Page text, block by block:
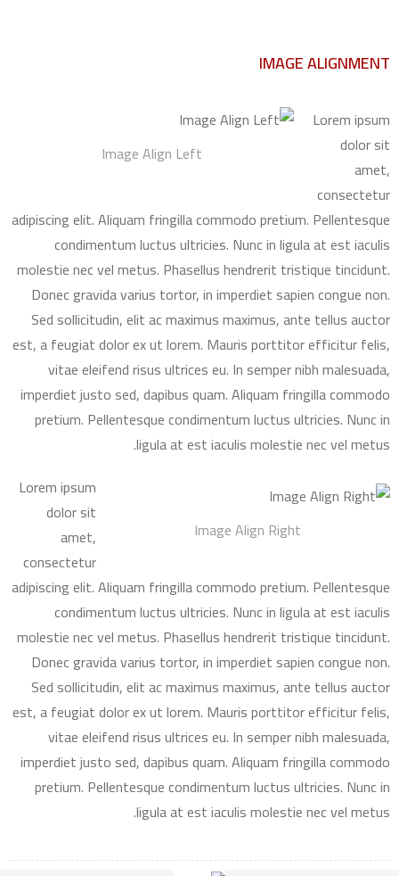
IMAGE ALIGNMENT
Image Align Left
Lorem ipsum
dolor sit
amet,
consectetur
adipiscing elit. Aliquam fringilla commodo pretium. Pellentesque
condimentum luctus ultricies. Nunc in ligula at est iaculis
molestie nec vel metus. Phasellus hendrerit tristique tincidunt.
Donec gravida varius tortor, in imperdiet sapien congue non.
Sed sollicitudin, elit ac maximus maximus, ante tellus auctor
est, a feugiat dolor ex ut lorem. Mauris porttitor efficitur felis,
vitae eleifend risus ultrices eu. In semper nibh malesuada,
imperdiet justo sed, dapibus quam. Aliquam fringilla commodo
pretium. Pellentesque condimentum luctus ultricies. Nunc in
ligula at est iaculis molestie nec vel metus.
Image Align Right
Lorem ipsum
dolor sit
amet,
consectetur
adipiscing elit. Aliquam fringilla commodo pretium. Pellentesque
condimentum luctus ultricies. Nunc in ligula at est iaculis
molestie nec vel metus. Phasellus hendrerit tristique tincidunt.
Donec gravida varius tortor, in imperdiet sapien congue non.
Sed sollicitudin, elit ac maximus maximus, ante tellus auctor
est, a feugiat dolor ex ut lorem. Mauris porttitor efficitur felis,
vitae eleifend risus ultrices eu. In semper nibh malesuada,
imperdiet justo sed, dapibus quam. Aliquam fringilla commodo
pretium. Pellentesque condimentum luctus ultricies. Nunc in
ligula at est iaculis molestie nec vel metus.